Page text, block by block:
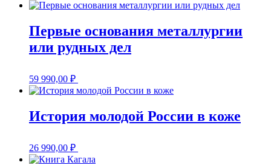
Первые основания металлургии
или рудных дел
59 990,00 ₽
История молодой России в коже
26 990,00 ₽